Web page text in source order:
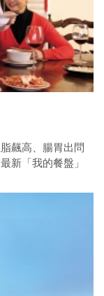
飆高、腸胃出問
新「我的餐盤」